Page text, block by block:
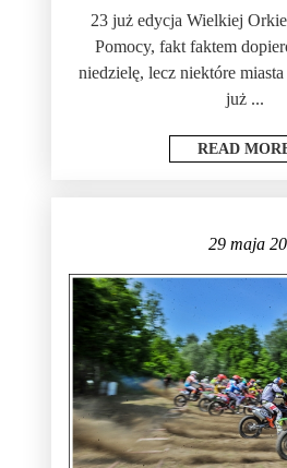
23 już edycja Wielkiej
Pomocy, fakt faktem
niedzielę, lecz niektóre
już ...
READ
29 maja